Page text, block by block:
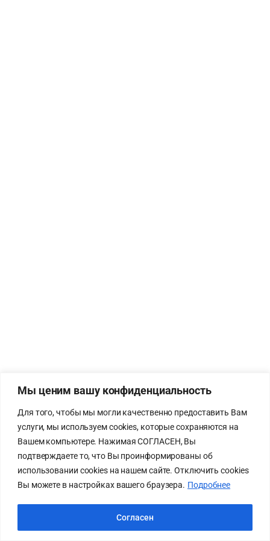
Мы ценим вашу конфиденциальность
Для того, чтобы мы могли качественно предоставить Вам
услуги, мы используем cookies, которые сохраняются на
Вашем компьютере. Нажимая СОГЛАСЕН, Вы
подтверждаете то, что Вы проинформированы об
использовании cookies на нашем сайте. Отключить cookies
Вы можете в настройках вашего браузера. Подробнее
Согласен